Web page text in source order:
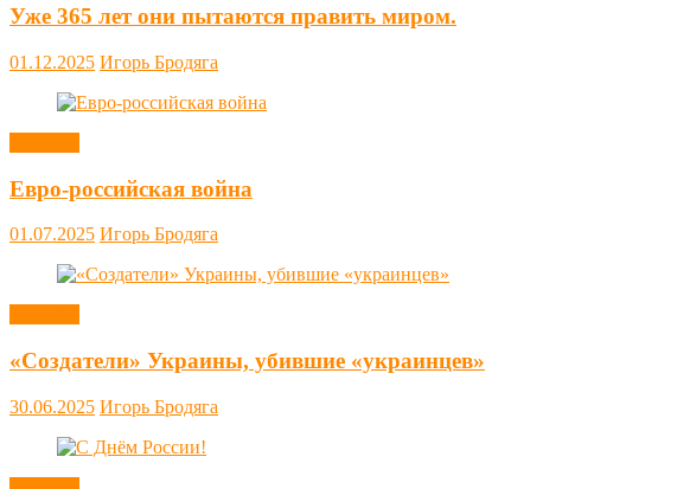
Уже 365 лет они пытаются править миром.
01.12.2025 Игорь Бродяга
Евро-российская война
01.07.2025 Игорь Бродяга
«Создатели» Украины, убившие «украинцев»
30.06.2025 Игорь Бродяга